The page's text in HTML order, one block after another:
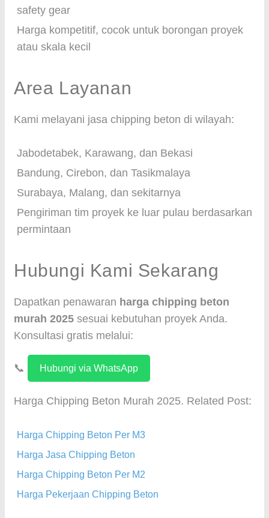
safety gear
Harga kompetitif, cocok untuk borongan proyek
atau skala kecil
Area Layanan
Kami melayani jasa chipping beton di wilayah:
Jabodetabek, Karawang, dan Bekasi
Bandung, Cirebon, dan Tasikmalaya
Surabaya, Malang, dan sekitarnya
Pengiriman tim proyek ke luar pulau berdasarkan
permintaan
Hubungi Kami Sekarang
Dapatkan penawaran harga chipping beton
murah 2025 sesuai kebutuhan proyek Anda.
Konsultasi gratis melalui:
📞 Hubungi via WhatsApp
Harga Chipping Beton Murah 2025. Related Post:
Harga Chipping Beton Per M3
Harga Jasa Chipping Beton
Harga Chipping Beton Per M2
Harga Pekerjaan Chipping Beton